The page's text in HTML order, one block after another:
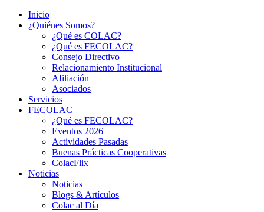
Inicio
¿Quiénes Somos?
¿Qué es COLAC?
¿Qué es FECOLAC?
Consejo Directivo
Relacionamiento Institucional
Afiliación
Asociados
Servicios
FECOLAC
¿Qué es FECOLAC?
Eventos 2026
Actividades Pasadas
Buenas Prácticas Cooperativas
ColacFlix
Noticias
Noticias
Blogs & Artículos
Colac al Día